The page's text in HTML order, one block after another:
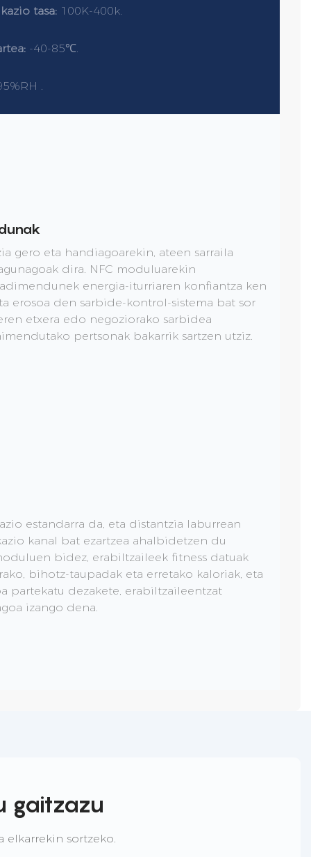
tasa: 100K-400k.
-40-85℃.
.
gero eta handiagoarekin, ateen sarraila
dira. NFC moduluarekin
energia-iturriaren konfiantza ken
erosoa den sarbide-kontrol-sistema bat sor
etxera edo negoziorako sarbidea
pertsonak bakarrik sartzen utziz.
estandarra da, eta distantzia laburrean
kanal bat ezartzea ahalbidetzen du
bidez, erabiltzaileek fitness datuak
bihotz-taupadak eta erretako kaloriak, eta
partekatu dezakete, erabiltzaileentzat
izango dena.
gaitzazu
sortzeko.